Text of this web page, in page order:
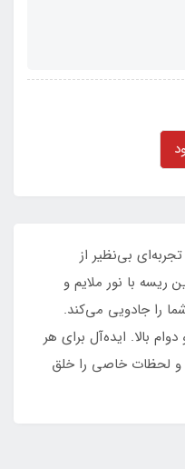
بی‌نظیر از
ریسه با نور ملایم و
را جادویی می‌کند.
بالا. ایده‌آل برای هر
و لحظات خاصی را خلق